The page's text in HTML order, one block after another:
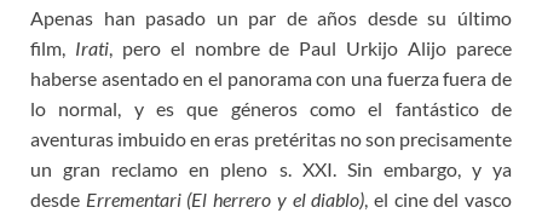
c
e
b
o
o
k
i
t
t
e
r
s
t
o
d
o
n
p
y
L
n
k
n
e
a
m
e
n
t
e
r
e
s
t
Apenas han pasado un par de años desde su último
film, Irati, pero el nombre de Paul Urkijo Alijo parece
haberse asentado en el panorama con una fuerza fuera de
lo normal, y es que géneros como el fantástico de
aventuras imbuido en eras pretéritas no son precisamente
un gran reclamo en pleno s. XXI. Sin embargo, y ya
desde Errementari (El herrero y el diablo), el cine del vasco